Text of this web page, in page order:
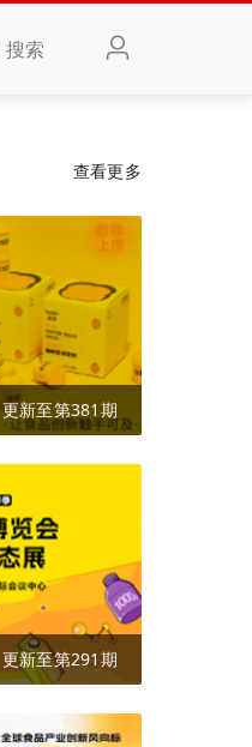
搜索
查看更多
更新至第381期
更新至第291期